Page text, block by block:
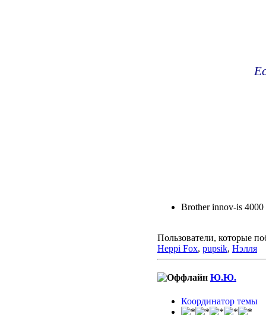
Brother innov-is 4000
Пользователи, которые
Heppi Fox, pupsik, Нэлля
Ю.Ю.
Координатор темы